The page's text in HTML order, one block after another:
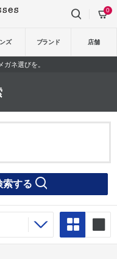
ズ ブランド 店舗
0
ガネ選びを。
する